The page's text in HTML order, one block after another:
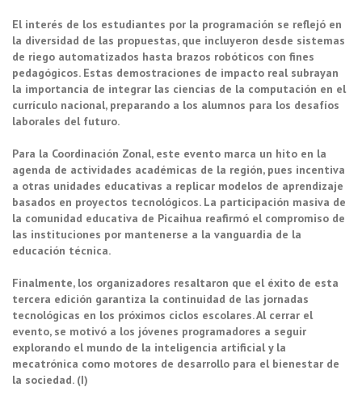
El interés de los estudiantes por la programación se reflejó en
la diversidad de las propuestas, que incluyeron desde sistemas
de riego automatizados hasta brazos robóticos con fines
pedagógicos. Estas demostraciones de impacto real subrayan
la importancia de integrar las ciencias de la computación en el
currículo nacional, preparando a los alumnos para los desafíos
laborales del futuro.
Para la Coordinación Zonal, este evento marca un hito en la
agenda de actividades académicas de la región, pues incentiva
a otras unidades educativas a replicar modelos de aprendizaje
basados en proyectos tecnológicos. La participación masiva de
la comunidad educativa de Picaihua reafirmó el compromiso de
las instituciones por mantenerse a la vanguardia de la
educación técnica.
Finalmente, los organizadores resaltaron que el éxito de esta
tercera edición garantiza la continuidad de las jornadas
tecnológicas en los próximos ciclos escolares. Al cerrar el
evento, se motivó a los jóvenes programadores a seguir
explorando el mundo de la inteligencia artificial y la
mecatrónica como motores de desarrollo para el bienestar de
la sociedad. (I)